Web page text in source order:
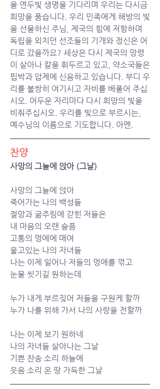
올 연두빛 생명을 기다리며 우리는 다시금
희망을 품습니다. 우리 민족에게 해방의 빛
을 선물하신 주님, 제국의 힘에 저항하며
독립을 외치던 선조들의 기개와 정신은 어
디로 갔을까요? 세상은 다시 제국의 망령
이 살아나 칼을 휘두르고 있고, 약소국들은
핍박과 압제에 신음하고 있습니다. 부디 우
리를 불쌍히 여기시고 자비를 베풀어 주십
시오. 어두운 자리마다 다시 희망의 빛을
비춰주십시오. 우리를 빛으로 부르시는,
예수님의 이름으로 기도합니다. 아멘.
찬양
사망의 그늘에 앉아 (그날)
사망의 그늘에 앉아
죽어가는 나의 백성들
절망과 굶주림에 갇힌 저들은
내 마음의 오랜 슬픔
고통의 멍에에 매여
울고있는 나의 자녀들
나는 이제 일어나 저들의 멍애를 꺾고
눈물 씻기길 원하는데
누가 내게 부르짖어 저들을 구원케 할까
누가 나를 위해 가서 나의 사랑을 전할까
나는 이제 보기 원하네
나의 자녀들 살아나는 그날
기쁜 찬송 소리 하늘에
웃음 소리 온 땅 가득한 그날